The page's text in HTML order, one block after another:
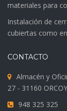
materiales para
Instalación de
cubiertas como
CONTACTO
Almacén y
27 - 31160
948 325 325